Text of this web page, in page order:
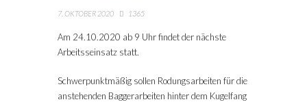
7. OKTOBER 2020 1365
Am 24.10.2020 ab 9 Uhr findet der nächste
Arbeitsseinsatz statt.
Schwerpunktmäßig sollen Rodungsarbeiten für die
anstehenden Baggerarbeiten hinter dem Kugelfang